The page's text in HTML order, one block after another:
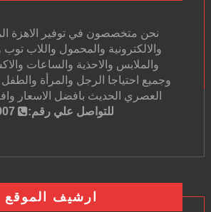
نحن متخصصون في توفير الاهزة
والالكترونية والمحمول واللاب توب
والملابس والاحذية والساعات
وجميع احتياجا الرجل والمرأة
العصري الحديث بافضل الاسعار
للتواصل علي رقم:
ارشيف الموقع